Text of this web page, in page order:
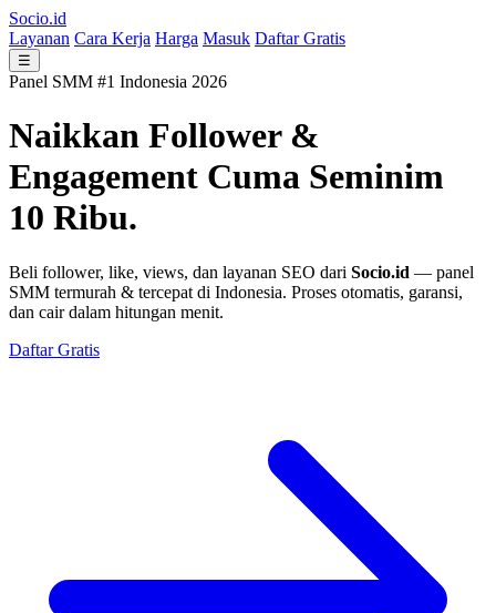
Socio.id
Layanan Cara Kerja Harga Masuk Daftar Gratis
☰
Panel SMM #1 Indonesia 2026
Naikkan Follower &
Engagement Cuma Seminim
10 Ribu.
Beli follower, like, views, dan layanan SEO dari Socio.id — panel
SMM termurah & tercepat di Indonesia. Proses otomatis, garansi,
dan cair dalam hitungan menit.
Daftar Gratis